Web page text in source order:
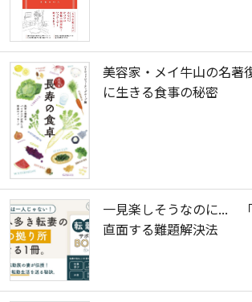
美容家・メイ牛山の名
に生きる食事の秘密
一見楽しそうなのに...
直面する難題解決法